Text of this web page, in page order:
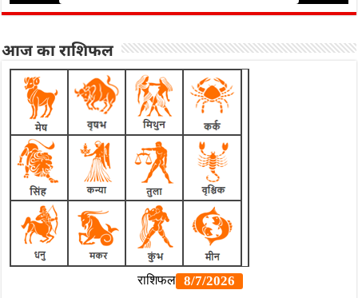
आज का राशिफल